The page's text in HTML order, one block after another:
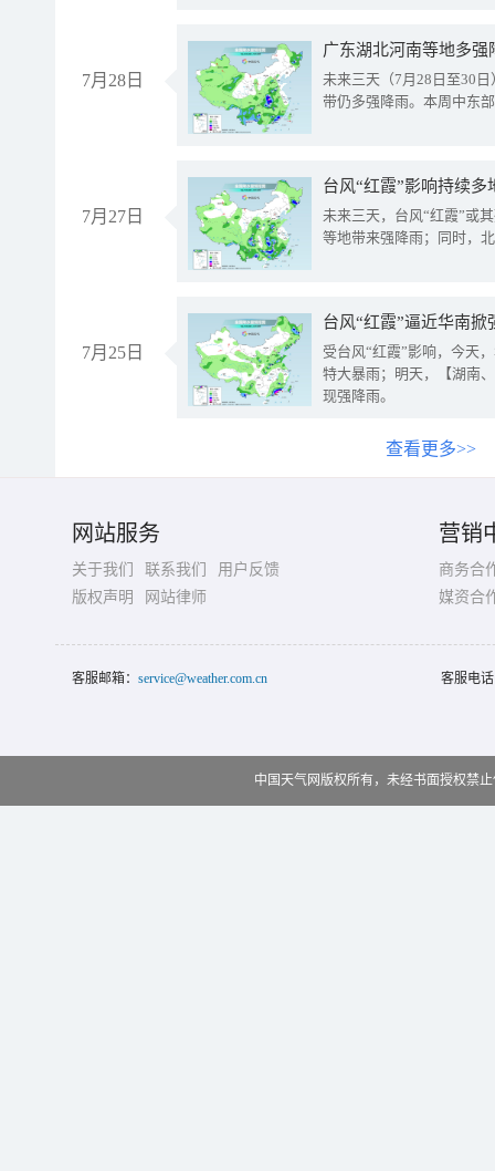
7月28日
广东湖北河南等地多
未来三天（7月28日至30
带仍多强降雨。本周中东
7月27日
台风“红霞”影响持续
未来三天，台风“红霞”或
等地带来强降雨；同时，
7月25日
台风“红霞”逼近华南
受台风“红霞”影响，今天
特大暴雨；明天，【湖南
现强降雨。
查看更多>>
网站服务
关于我们 联系我们
用户反馈
版权声明
网站律师
营销
商务合
媒资合
客服邮箱： service@weather.com.cn 客服电
中国天气网版权所有，未经书面授权